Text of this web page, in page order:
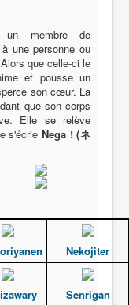
membre de
à une personne ou
que celle-ci le
et pousse un
son cœur. La
que son corps
Elle se relève
s'écrieNega ! (ネ
Nekojiter
Senrigan